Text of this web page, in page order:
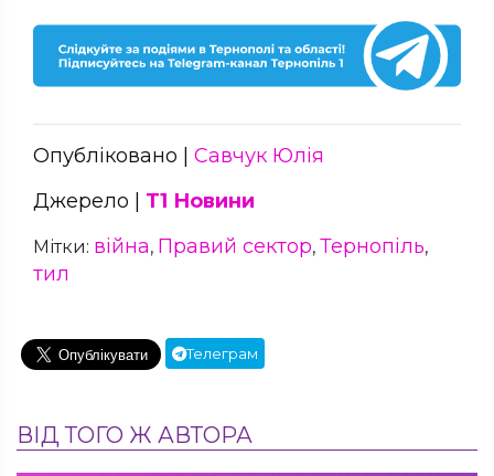
Опубліковано | Савчук Юлія
Джерело | Т1 Новини
Мітки: війна, Правий сектор, Тернопіль,
тил
Телеграм
ВІД ТОГО Ж АВТОРА